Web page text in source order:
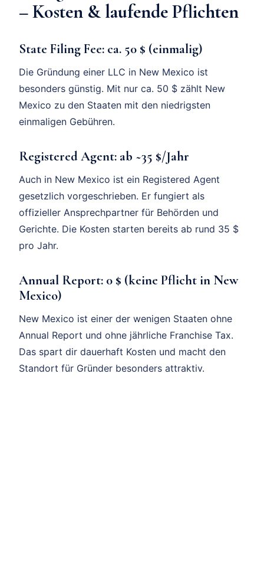
– Kosten & laufende Pflichten
State Filing Fee: ca. 50 $ (einmalig)
Die Gründung einer LLC in New Mexico ist
besonders günstig. Mit nur ca. 50 $ zählt New
Mexico zu den Staaten mit den niedrigsten
einmaligen Gebühren.
Registered Agent: ab ~35 $/Jahr
Auch in New Mexico ist ein Registered Agent
gesetzlich vorgeschrieben. Er fungiert als
offizieller Ansprechpartner für Behörden und
Gerichte. Die Kosten starten bereits ab rund 35 $
pro Jahr.
Annual Report: 0 $ (keine Pflicht in New
Mexico)
New Mexico ist einer der wenigen Staaten ohne
Annual Report und ohne jährliche Franchise Tax.
Das spart dir dauerhaft Kosten und macht den
Standort für Gründer besonders attraktiv.